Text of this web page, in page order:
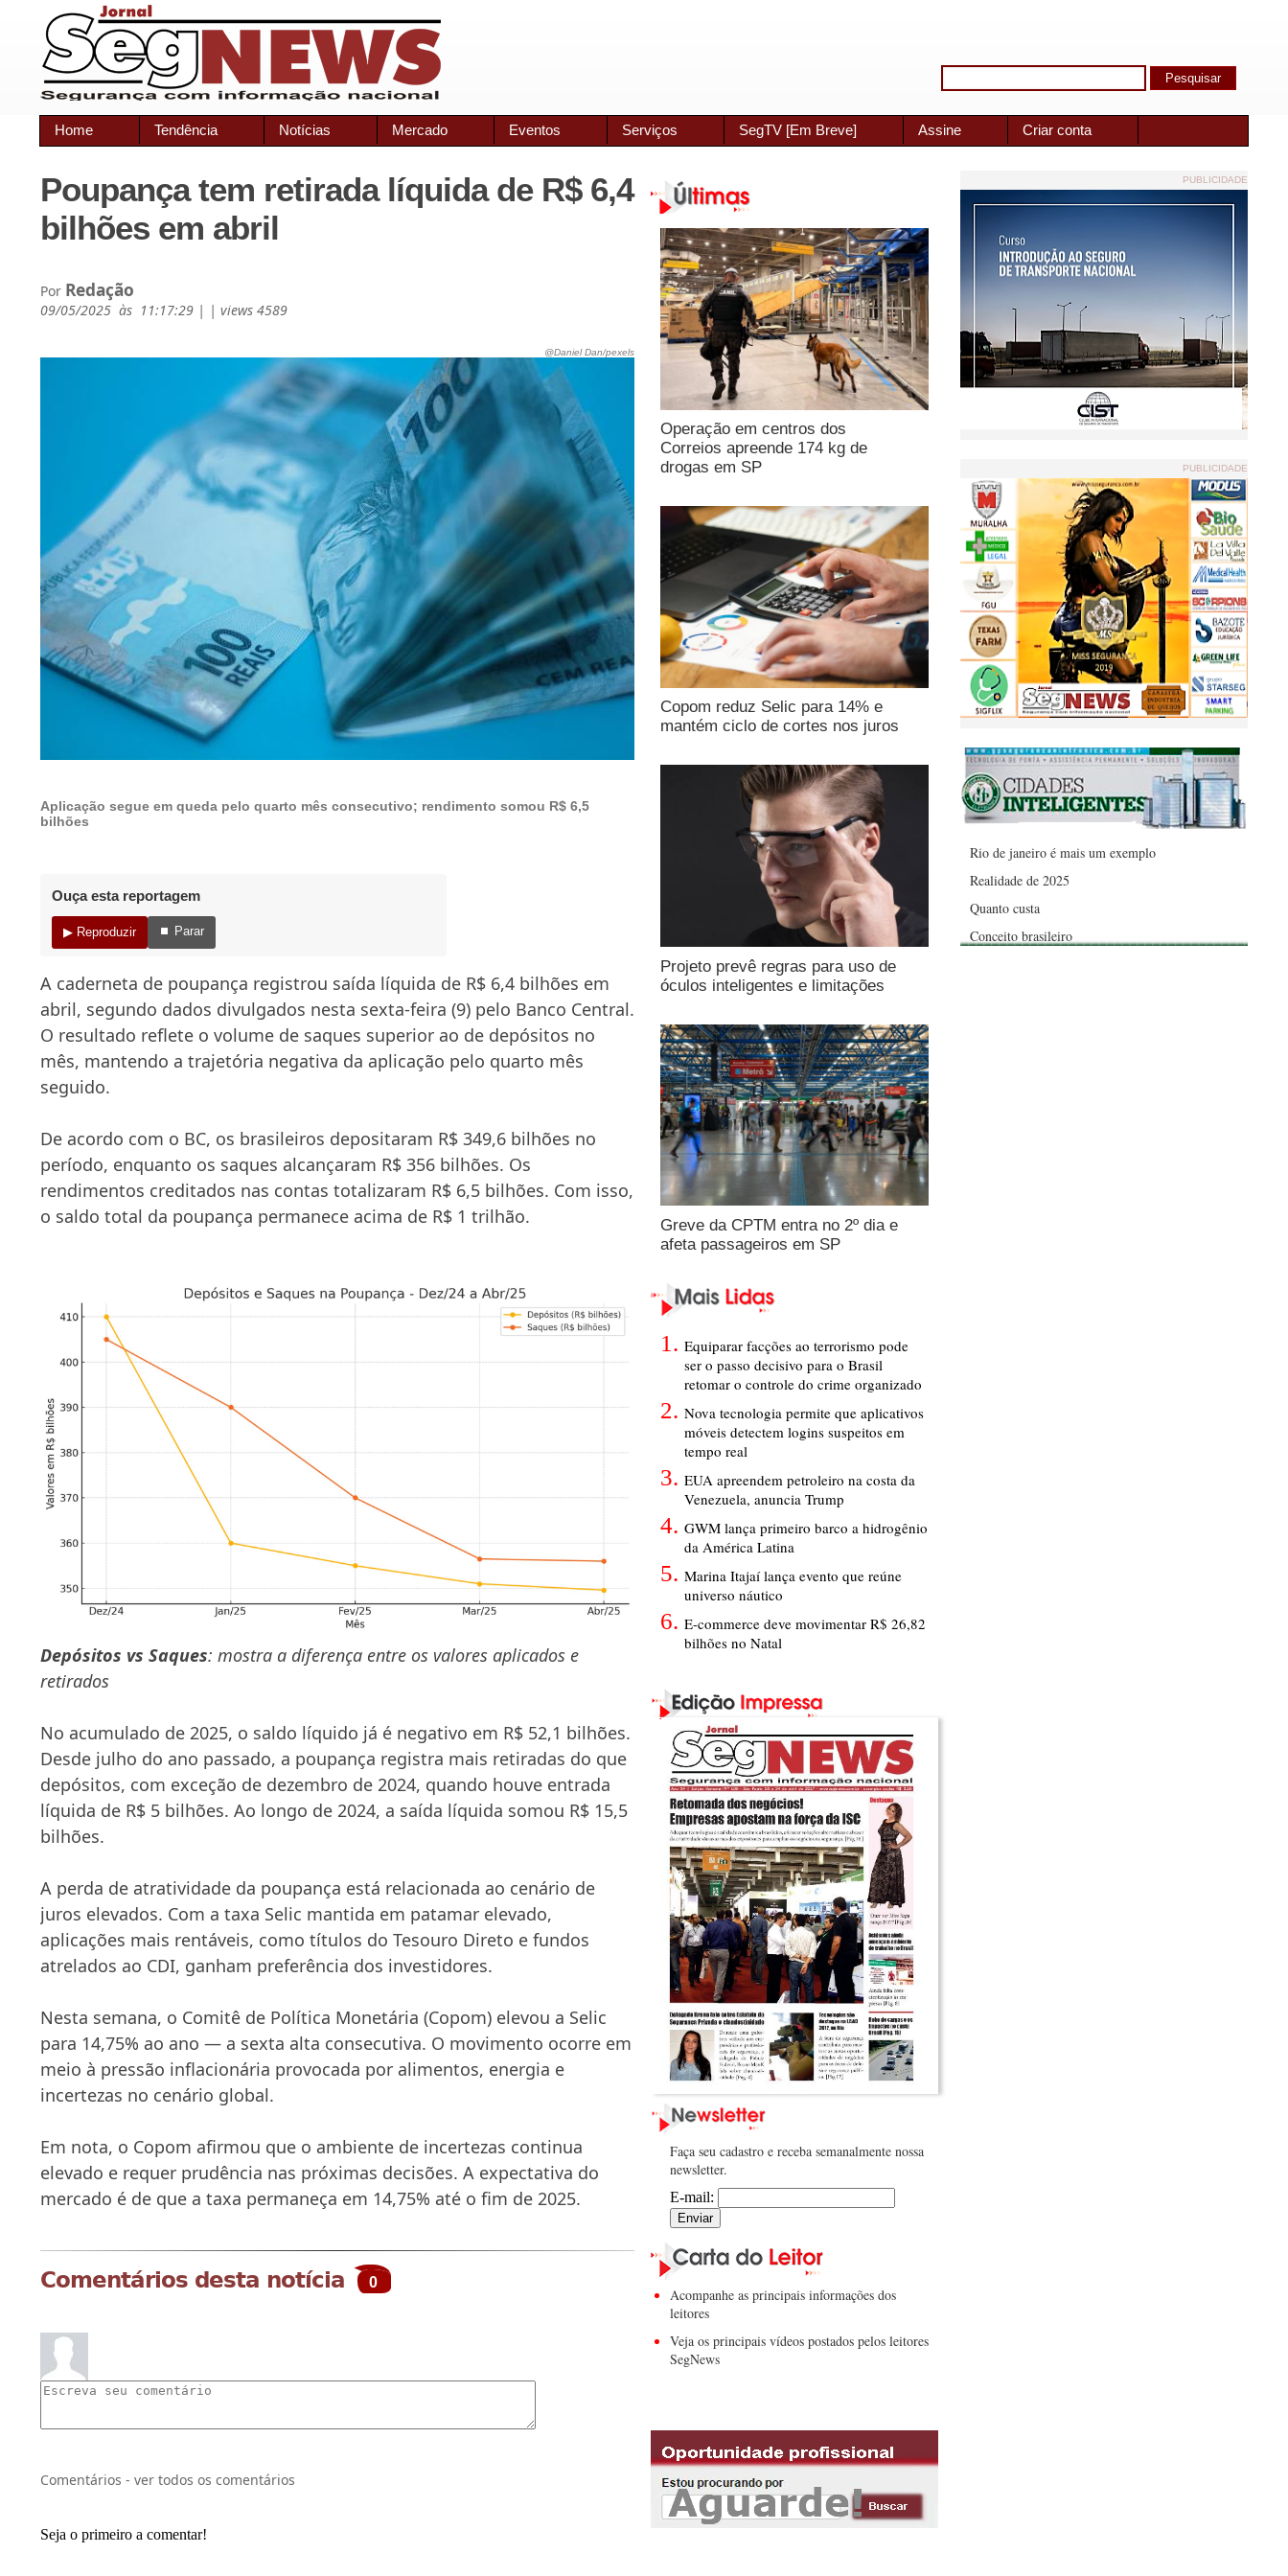
Home Tendência Notícias Mercado Eventos Serviços SegTV [Em Breve] Assine Criar conta
Poupança tem retirada líquida de R$ 6,4
bilhões em abril
Por Redação
09/05/2025 às 11:17:29 | | views 4589
@Daniel Dan/pexels
Aplicação segue em queda pelo quarto mês consecutivo; rendimento somou R$ 6,5
bilhões
Ouça esta reportagem
▶ Reproduzir ⏹ Parar
A caderneta de poupança registrou saída líquida de R$ 6,4 bilhões em
abril, segundo dados divulgados nesta sexta-feira (9) pelo Banco Central.
O resultado reflete o volume de saques superior ao de depósitos no
mês, mantendo a trajetória negativa da aplicação pelo quarto mês
seguido.
De acordo com o BC, os brasileiros depositaram R$ 349,6 bilhões no
período, enquanto os saques alcançaram R$ 356 bilhões. Os
rendimentos creditados nas contas totalizaram R$ 6,5 bilhões. Com isso,
o saldo total da poupança permanece acima de R$ 1 trilhão.
Depósitos vs Saques: mostra a diferença entre os valores aplicados e
retirados
No acumulado de 2025, o saldo líquido já é negativo em R$ 52,1 bilhões.
Desde julho do ano passado, a poupança registra mais retiradas do que
depósitos, com exceção de dezembro de 2024, quando houve entrada
líquida de R$ 5 bilhões. Ao longo de 2024, a saída líquida somou R$ 15,5
bilhões.
A perda de atratividade da poupança está relacionada ao cenário de
juros elevados. Com a taxa Selic mantida em patamar elevado,
aplicações mais rentáveis, como títulos do Tesouro Direto e fundos
atrelados ao CDI, ganham preferência dos investidores.
Nesta semana, o Comitê de Política Monetária (Copom) elevou a Selic
para 14,75% ao ano — a sexta alta consecutiva. O movimento ocorre em
meio à pressão inflacionária provocada por alimentos, energia e
incertezas no cenário global.
Em nota, o Copom afirmou que o ambiente de incertezas continua
elevado e requer prudência nas próximas decisões. A expectativa do
mercado é de que a taxa permaneça em 14,75% até o fim de 2025.
Comentários desta notícia 0
Comentários - ver todos os comentários
Seja o primeiro a comentar!
Operação em centros dos
Correios apreende 174 kg de
drogas em SP
Copom reduz Selic para 14% e
mantém ciclo de cortes nos juros
Projeto prevê regras para uso de
óculos inteligentes e limitações
Greve da CPTM entra no 2º dia e
afeta passageiros em SP
Equiparar facções ao terrorismo pode
ser o passo decisivo para o Brasil
retomar o controle do crime organizado
Nova tecnologia permite que aplicativos
móveis detectem logins suspeitos em
tempo real
EUA apreendem petroleiro na costa da
Venezuela, anuncia Trump
GWM lança primeiro barco a hidrogênio
da América Latina
Marina Itajaí lança evento que reúne
universo náutico
E-commerce deve movimentar R$ 26,82
bilhões no Natal
Faça seu cadastro e receba semanalmente nossa
newsletter.
E-mail:
Acompanhe as principais informações dos
leitores
Veja os principais vídeos postados pelos leitores
SegNews
PUBLICIDADE
PUBLICIDADE
Rio de janeiro é mais um exemplo
Realidade de 2025
Quanto custa
Conceito brasileiro